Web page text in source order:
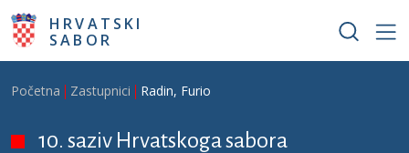
Skoči na glavni sadržaj
HRVATSKI
SABOR
Breadcrumb
Početna Zastupnici Radin, Furio
10. saziv Hrvatskoga sabora